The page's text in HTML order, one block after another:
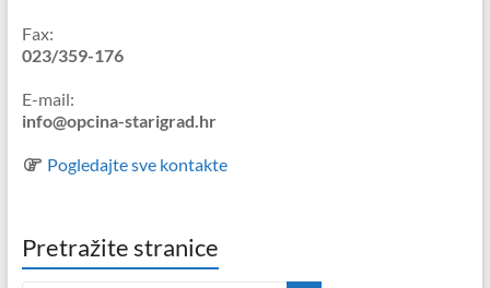
Fax:
023/359-176
E-mail:
info@opcina-starigrad.hr
Pogledajte sve kontakte
Pretražite stranice